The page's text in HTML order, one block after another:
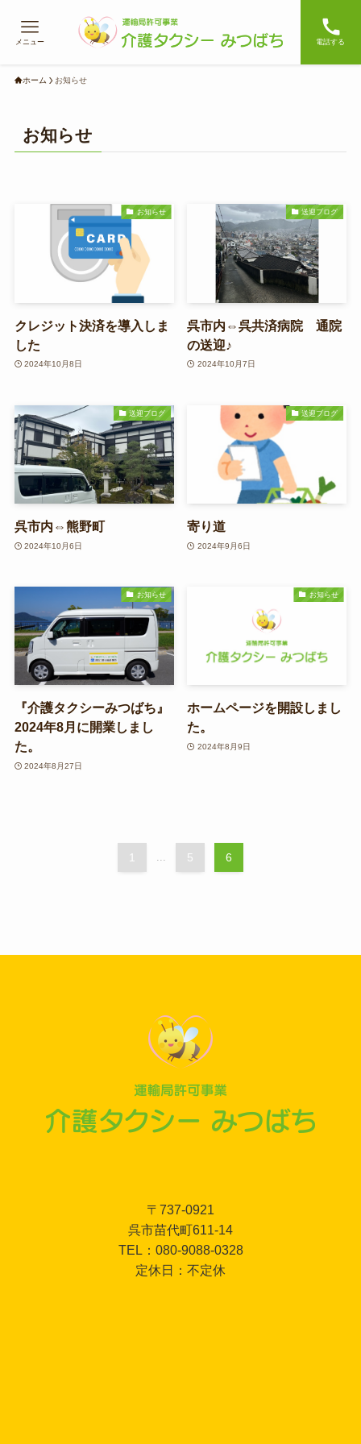
電話する
メニュー
ホーム お知らせ
お知らせ
お知らせ
クレジット決済を導入しま
した
2024年10月8日
送迎ブログ
呉市内⇔呉共済病院 通院
の送迎♪
2024年10月7日
送迎ブログ
呉市内⇔熊野町
2024年10月6日
送迎ブログ
寄り道
2024年9月6日
お知らせ
『介護タクシーみつばち』
2024年8月に開業しまし
た。
2024年8月27日
お知らせ
ホームページを開設しまし
た。
2024年8月9日
1 ... 5 6
〒737-0921
呉市苗代町611-14
TEL：080-9088-0328
定休日：不定休